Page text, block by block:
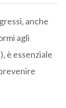
anche
agli
è essenziale